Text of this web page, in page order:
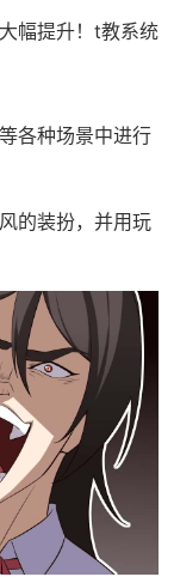
幅提升！t教系统
各种场景中进行
的装扮，并用玩